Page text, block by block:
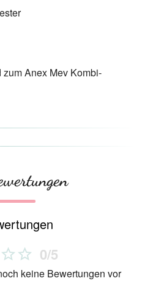
Anex Mev Kombi-
0/5
keine Bewertungen vor